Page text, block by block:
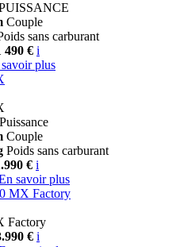
Couple
sans carburant
490 € i
plus
Puissance
Couple
Poids sans carburant
€ i
savoir plus
MX Factory
Factory
€ i